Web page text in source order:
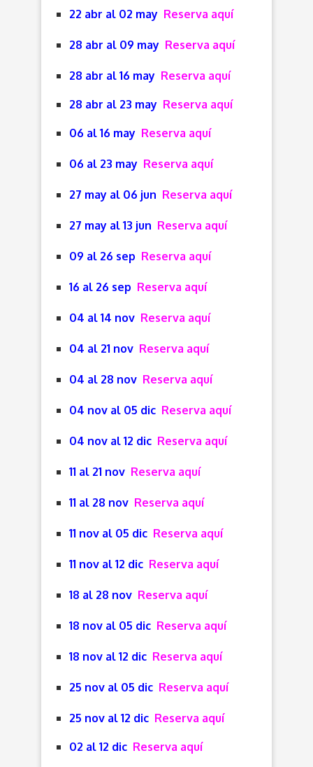
22 abr al 02 may Reserva aquí
28 abr al 09 may Reserva aquí
28 abr al 16 may Reserva aquí
28 abr al 23 may Reserva aquí
06 al 16 may Reserva aquí
06 al 23 may Reserva aquí
27 may al 06 jun Reserva aquí
27 may al 13 jun Reserva aquí
09 al 26 sep Reserva aquí
16 al 26 sep Reserva aquí
04 al 14 nov Reserva aquí
04 al 21 nov Reserva aquí
04 al 28 nov Reserva aquí
04 nov al 05 dic Reserva aquí
04 nov al 12 dic Reserva aquí
11 al 21 nov Reserva aquí
11 al 28 nov Reserva aquí
11 nov al 05 dic Reserva aquí
11 nov al 12 dic Reserva aquí
18 al 28 nov Reserva aquí
18 nov al 05 dic Reserva aquí
18 nov al 12 dic Reserva aquí
25 nov al 05 dic Reserva aquí
25 nov al 12 dic Reserva aquí
02 al 12 dic Reserva aquí